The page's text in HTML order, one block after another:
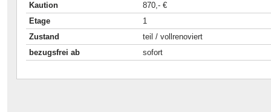
Kaution
870,- €
Etage
1
Zustand
teil / vollrenoviert
bezugsfrei ab
sofort